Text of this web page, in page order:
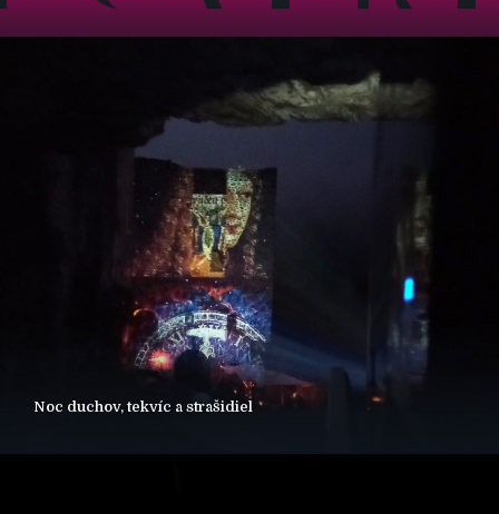
Noc duchov, tekvíc a strašidiel